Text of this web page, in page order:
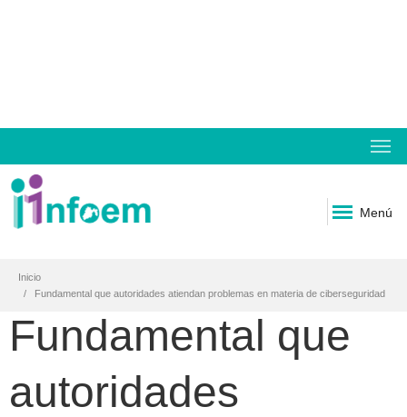
Menú
Inicio
Fundamental que autoridades atiendan problemas en materia de ciberseguridad
Fundamental que
autoridades